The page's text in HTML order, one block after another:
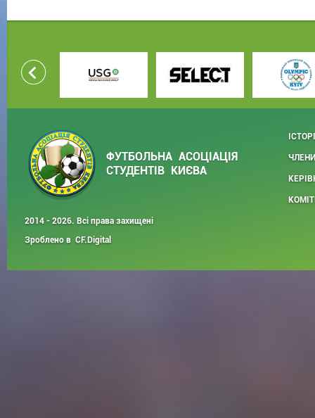
ФУТБОЛЬНА АСОЦІАЦІЯ
СТУДЕНТІВ КИЄВА
2014 - 2026. Всі права захищені
Зроблено в CF.Digital